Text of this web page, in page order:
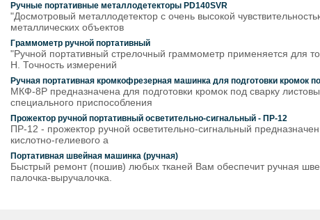
Ручные портативные металлодетекторы PD140SVR
"Досмотровый металлодетектор с очень высокой
металлических объектов
Граммометр ручной портативный
"Ручной портативный стрелочный граммометр применяется для
Н. Точность измерений
Ручная портативная кромкофрезерная машинка для подготовки кромок
МКФ-8Р предназначена для подготовки кромок под сварку
специального приспособления
Прожектор ручной портативный осветительно-сигнальный - ПР-12
ПР-12 - прожектор ручной осветительно-сигнальный
кислотно-гелиевого а
Портативная швейная машинка (ручная)
Быстрый ремонт (пошив) любых тканей Вам обеспечит ручная
палочка-выручалочка.